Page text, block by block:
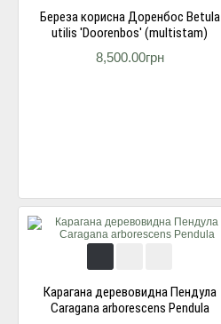
Береза корисна Доренбос Betula
utilis 'Doorenbos' (multistam)
8,500.00грн
Карагана деревовидна Пендула
Caragana arborescens Pendula